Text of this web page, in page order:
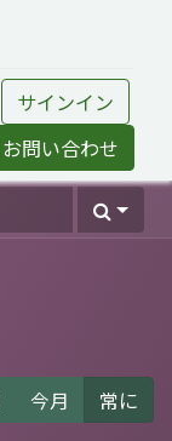
サインイン
お問い合わせ
今月 常に